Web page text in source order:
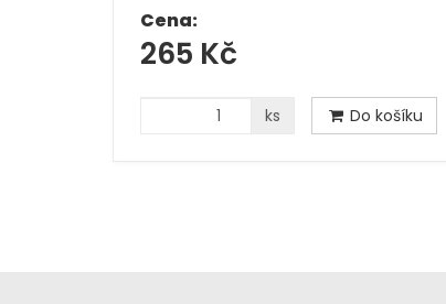
Cena:
265 Kč
ks Do košíku